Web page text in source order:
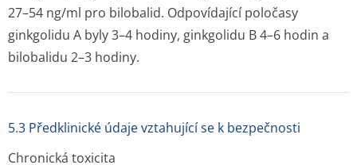
27–54 ng/ml pro bilobalid. Odpovídající poločasy
ginkgolidu A byly 3–4 hodiny, ginkgolidu B 4–6 hodin a
bilobalidu 2–3 hodiny.
5.3 Předklinické údaje vztahující se k bezpečnosti
Chronická toxicita